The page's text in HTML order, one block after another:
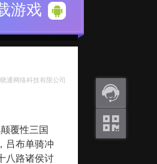
游戏
通网络科技有限公司
覆性三国
吕布单骑冲
八路诸侯讨
返利
咨询